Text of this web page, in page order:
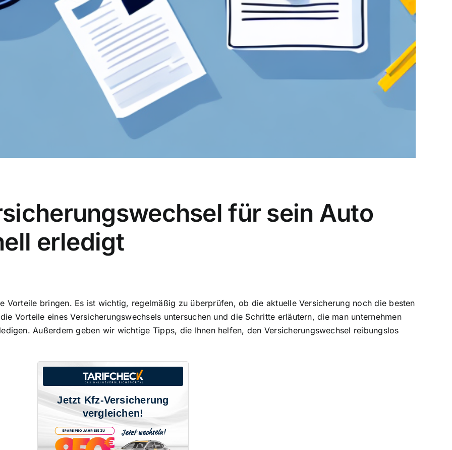
für sein Auto
erledigt
Vorteile bringen. Es ist wichtig, regelmäßig zu überprüfen, ob die aktuelle Versicherung noch die besten
Vorteile eines Versicherungswechsels untersuchen und die Schritte erläutern, die man unternehmen
Außerdem geben wir wichtige Tipps, die Ihnen helfen, den Versicherungswechsel reibungslos
Jetzt Kfz-Versicherung
vergleichen!